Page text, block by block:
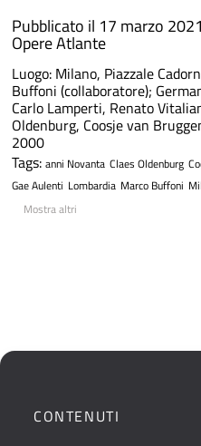
Pubblicato il 17 marzo
Opere Atlante
Luogo: Milano, Piazzale
Buffoni (collaboratore);
Carlo Lamperti, Renato
Oldenburg, Coosje van
2000
Tags: anni Novanta Claes Oldenburg
Gae Aulenti Lombardia Marco Buffoni
Mostra altri
CONTENUTI